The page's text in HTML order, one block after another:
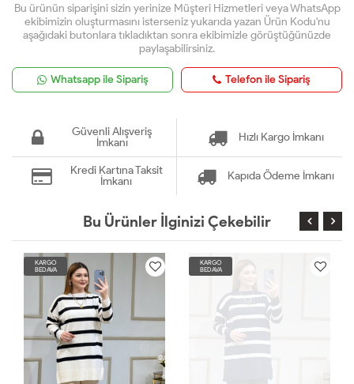
Bu ürünün siparişini sizin yerinize Müşteri Hizmetleri veya WhatsApp
ekibimizin oluşturmasını isterseniz yukarıda yazan Ürün Kodu'nu
aşağıdaki butonlara tıkladıktan sonra ekibimizle görüştüğünüzde
paylaşabilirsiniz.
Whatsapp ile Sipariş Telefon ile Sipariş
Güvenli Alışveriş
İmkanı
Hızlı Kargo İmkanı
Kredi Kartına Taksit
İmkanı
Kapıda Ödeme İmkanı
Bu Ürünler İlginizi Çekebilir
KARGO
BEDAVA
KARGO
BEDAVA